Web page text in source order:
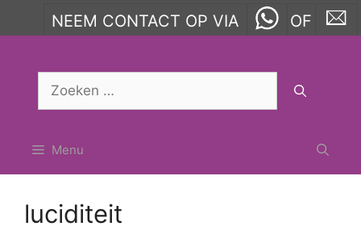
NEEM CONTACT OP VIA OF
Zoek
Menu
luciditeit